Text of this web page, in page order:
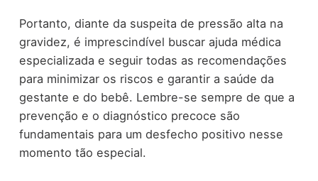
Portanto, diante da suspeita de pressão alta na
gravidez, é imprescindível buscar ajuda médica
especializada e seguir todas as recomendações
para minimizar os riscos e garantir a saúde da
gestante e do bebê. Lembre-se sempre de que a
prevenção e o diagnóstico precoce são
fundamentais para um desfecho positivo nesse
momento tão especial.